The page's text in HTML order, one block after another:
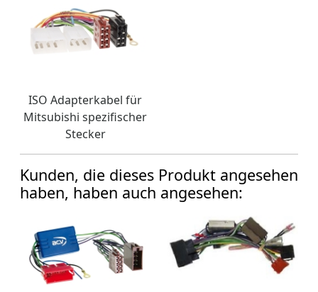
ISO Adapterkabel für
Mitsubishi spezifischer
Stecker
Kunden, die dieses Produkt angesehen
haben, haben auch angesehen: